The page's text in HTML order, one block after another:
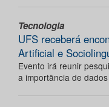
Tecnologia
UFS receberá
Artificial e
Evento irá reunir
a importância de